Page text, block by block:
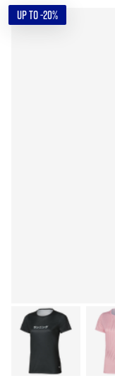
UP TO -20%